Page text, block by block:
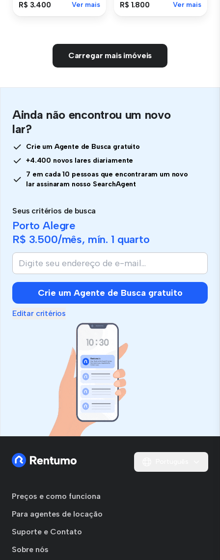
R$ 3.400 Ver mais R$ 1.800 Ver mais
Carregar mais imóveis
Ainda não encontrou um novo
lar?
Crie um Agente de Busca gratuito
+4.400 novos lares diariamente
7 em cada 10 pessoas que encontraram um novo
lar assinaram nosso SearchAgent
Seus critérios de busca
Porto Alegre
R$ 3.500/mês, mín. 1 quarto
Crie um Agente de Busca gratuito
Editar critérios
Preços e como funciona
Para agentes de locação
Suporte e Contato
Sobre nós